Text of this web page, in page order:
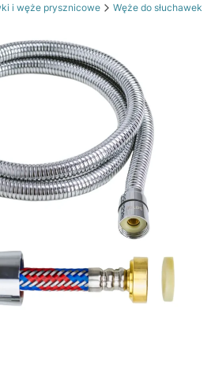
i węże prysznicowe Węże do słuchawek